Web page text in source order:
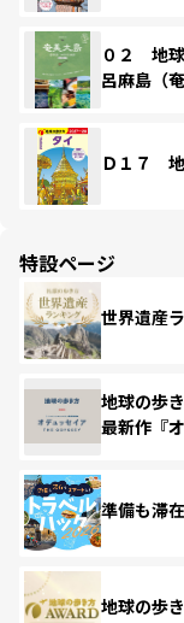
０２ 地
呂麻島（
Ｄ１７
特設ページ
世界遺産
地球の歩
最新作『
準備も滞
地球の歩